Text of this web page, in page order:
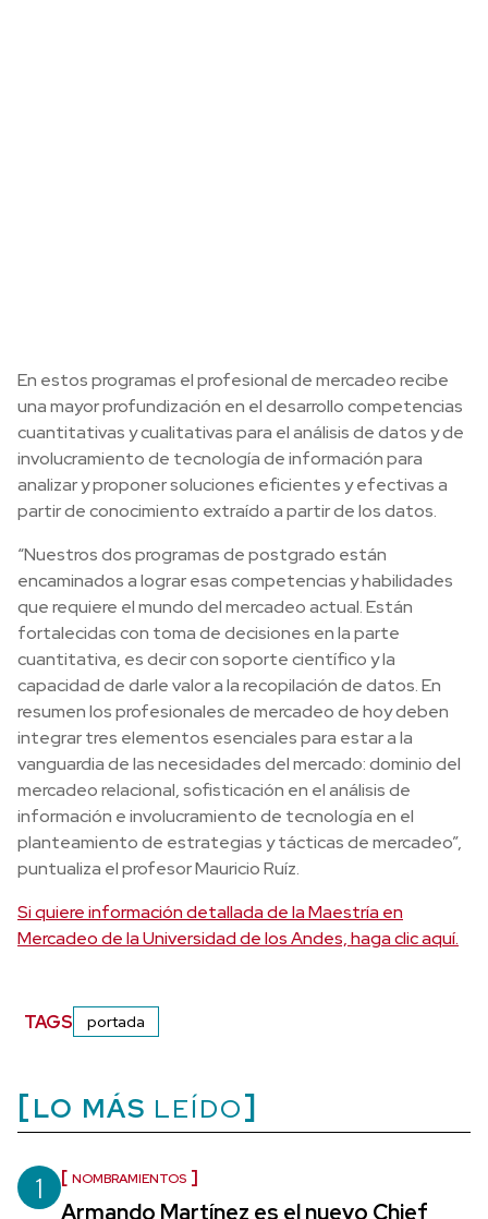
En estos programas el profesional de mercadeo recibe
una mayor profundización en el desarrollo competencias
cuantitativas y cualitativas para el análisis de datos y de
involucramiento de tecnología de información para
analizar y proponer soluciones eficientes y efectivas a
partir de conocimiento extraído a partir de los datos.
“Nuestros dos programas de postgrado están
encaminados a lograr esas competencias y habilidades
que requiere el mundo del mercadeo actual. Están
fortalecidas con toma de decisiones en la parte
cuantitativa, es decir con soporte científico y la
capacidad de darle valor a la recopilación de datos. En
resumen los profesionales de mercadeo de hoy deben
integrar tres elementos esenciales para estar a la
vanguardia de las necesidades del mercado: dominio del
mercadeo relacional, sofisticación en el análisis de
información e involucramiento de tecnología en el
planteamiento de estrategias y tácticas de mercadeo”,
puntualiza el profesor Mauricio Ruíz.
Si quiere información detallada de la Maestría en
Mercadeo de la Universidad de los Andes, haga clic aquí.
TAGS portada
LO MÁS LEÍDO
1 NOMBRAMIENTOS
Armando Martínez es el nuevo Chief